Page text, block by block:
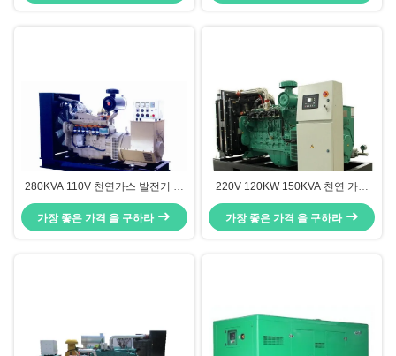
280KVA 110V 천연가스 발전기 세
트, 3단계 CNG 발전기 세트 CE 인
증
가장 좋은 가격 을 구하라
220V 120KW 150KVA 천연 가스
발전기 세트, 연속 전력 천연 가스
발전기
가장 좋은 가격 을 구하라